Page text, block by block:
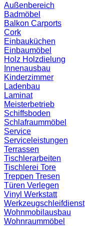
Außenbereich
Badmöbel
Balkon Carports
Cork
Einbauküchen
Einbaumöbel
Holz Holzdielung
Innenausbau
Kinderzimmer
Ladenbau
Laminat
Meisterbetrieb
Schiffsboden
Schlafraummöbel
Service
Serviceleistungen
Terrassen
Tischlerarbeiten
Tischlerei Tore
Treppen Tresen
Türen Verlegen
Vinyl Werkstatt
Werkzeugschleifdienst
Wohnmobilausbau
Wohnraummöbel